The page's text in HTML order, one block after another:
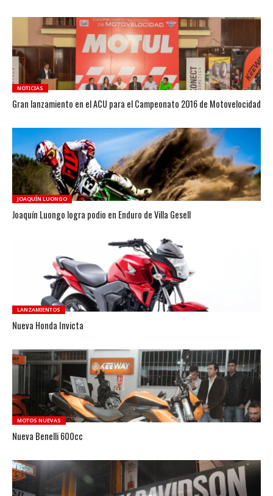
NOTICIAS
Gran lanzamiento en el ACU para el Campeonato 2016 de Motovelocidad
JOAQUÍN LUONGO
Joaquín Luongo logra podio en Enduro de Villa Gesell
LANZAMIENTOS
Nueva Honda Invicta
MOTOS NUEVAS
Nueva Benelli 600cc